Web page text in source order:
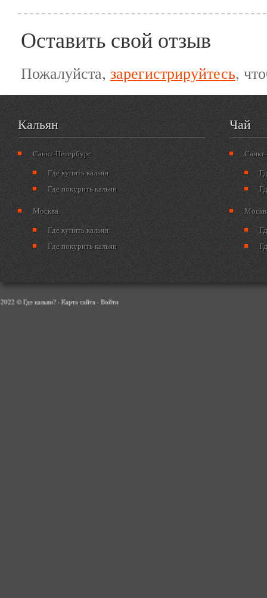
Оставить свой отзыв
Пожалуйста, зарегистрируйтесь,
Кальян
Cанкт-Петербург
Где купить кальян
Где покурить кальян
Москва
Где купить кальян
Где покурить кальян
Чай
2022 © Где кальян? · Карта сайта· Войти